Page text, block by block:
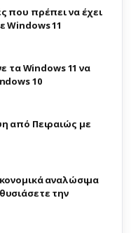
που πρέπει να έχει
Windows 11
τα Windows 11 να
10
από Πειραιώς με
αναλώσιμα
την